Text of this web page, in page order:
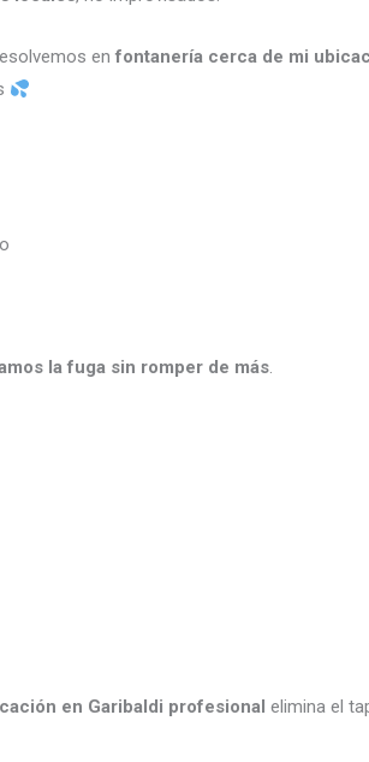
enfontanería cerca de mi
la fuga sin romper de más.
en Garibaldi profesional elimina el